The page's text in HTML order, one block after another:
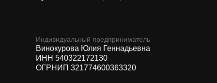
Индивидуальный предприниматель
Винокурова Юлия Геннадьевна
ИНН 540322172130
ОГРНИП 321774600363320